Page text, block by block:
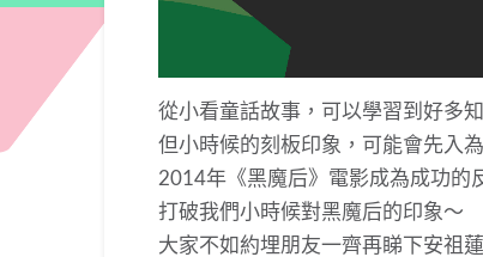
從小看童話故事，可以學習到好多知
但小時候的刻板印象， 可能會先入
2014年《黑魔后》電影成為成功的
打破我們小時候對黑魔后的印象～
大家不如約埋朋友一齊再睇下安祖